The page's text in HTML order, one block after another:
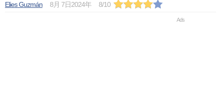
Elies Guzmán 8月 7日2024年 8/10